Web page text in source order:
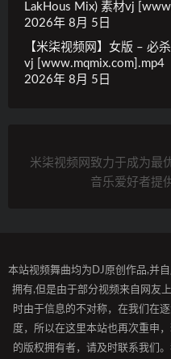
LakHous Mix) 素材vj
2026年 8月 5日
【米柒视频网】女版 – 必
vj [www.mqmix.com].mp4
2026年 8月 5日
米柒视频网致力于成为最
音乐爱好者提
本站视频舞曲均为DJ原创作品,并
拥有,但是由于部分视频来自网友
时由于信息的不对称，在我们在
度，所以在这里本站也再次重申
的版权拥有者，请及时联系我们